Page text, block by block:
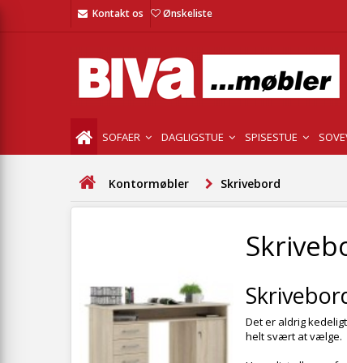
Kontakt os Ønskeliste
SOFAER DAGLIGSTUE SPISESTUE
Kontormøbler Skrivebord
Det er aldrig
helt svært at vælge.